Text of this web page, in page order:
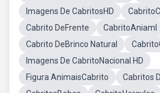
Imagens De CabritosHD
Cabrito DeFrente
CabritoAniaml
Cabrito DeBrinco Natural
Imagens De CabritoNacional HD
Figura AnimaisCabrito
Cabritos